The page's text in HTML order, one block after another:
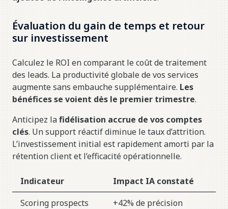
Évaluation du gain de temps et retour
sur investissement
Calculez le ROI en comparant le coût de traitement
des leads. La productivité globale de vos services
augmente sans embauche supplémentaire. Les
bénéfices se voient dès le premier trimestre.
Anticipez lafidélisation accrue de vos comptes
clés. Un support réactif diminue le taux d’attrition.
L’investissement initial est rapidement amorti par la
rétention client et l’efficacité opérationnelle.
Indicateur
Impact IA constaté
Scoring prospects
+42% de précision